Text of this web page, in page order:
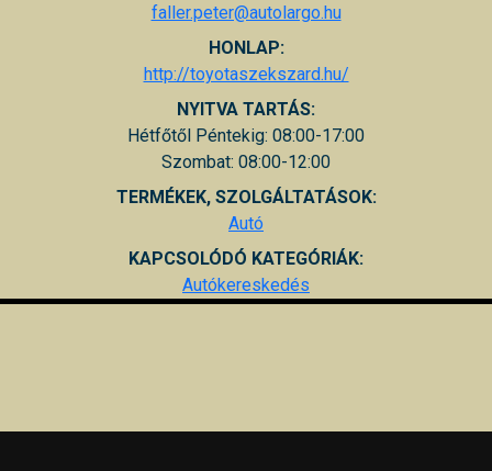
faller.peter@autolargo.hu
HONLAP:
http://toyotaszekszard.hu/
NYITVA TARTÁS:
Hétfőtől Péntekig: 08:00-17:00
Szombat: 08:00-12:00
TERMÉKEK, SZOLGÁLTATÁSOK:
Autó
KAPCSOLÓDÓ KATEGÓRIÁK:
Autókereskedés